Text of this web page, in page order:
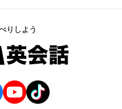
りしよう